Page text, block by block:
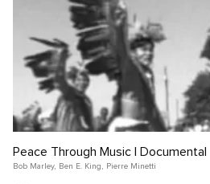
Peace Through Music | Documental
Bob Marley, Ben E. King , Pierre Minetti